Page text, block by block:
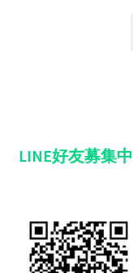
LINE好友募集中